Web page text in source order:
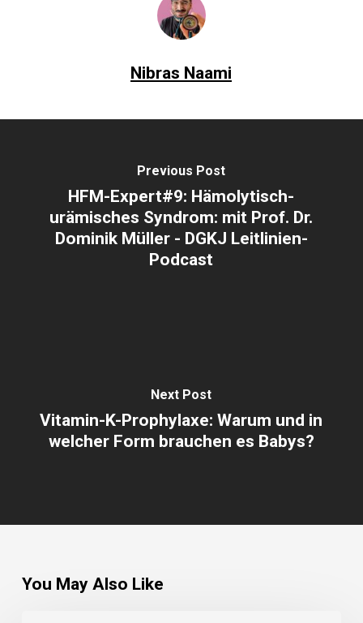
Nibras Naami
Previous Post
HFM-Expert#9: Hämolytisch-
urämisches Syndrom: mit Prof. Dr.
Dominik Müller - DGKJ Leitlinien-
Podcast
Next Post
Vitamin-K-Prophylaxe: Warum und in
welcher Form brauchen es Babys?
You May Also Like